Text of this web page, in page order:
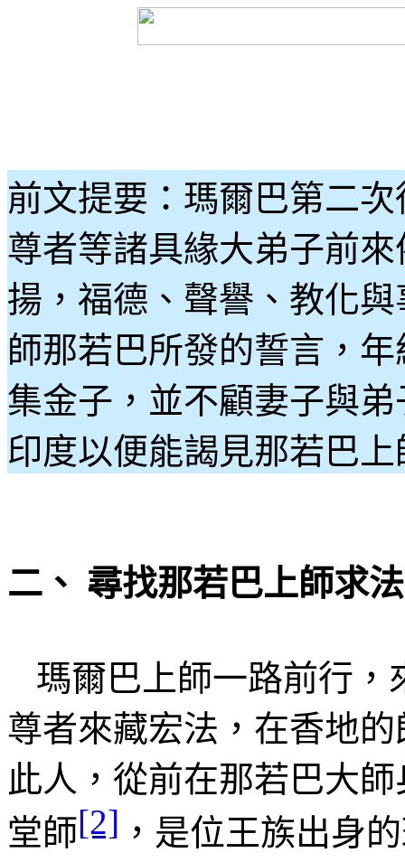
前文提要： 瑪爾巴第二
尊者等諸具緣大弟子前
揚 ，福德、聲譽、教化
師那若巴所發的誓言，
集金子，並不顧妻子與
印度以便能謁見那若巴上
二、 尋找那若巴上師求
瑪爾巴上師一路前行，
尊者來藏宏法 ，在香地的
此人，從前在那若巴大
堂師[2] ，是位王族出身